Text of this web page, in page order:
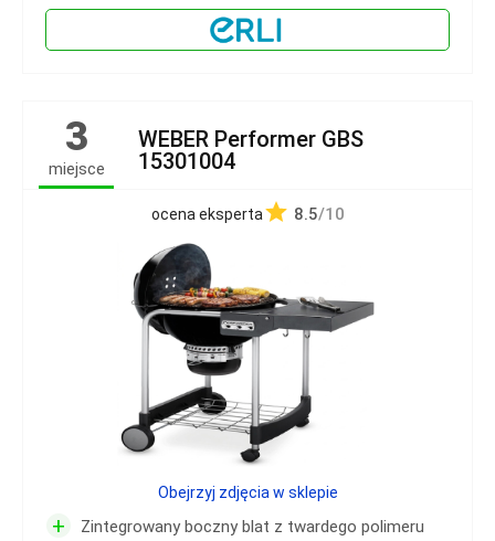
3
miejsce
WEBER Performer GBS
15301004
ocena eksperta 8.5/10
+
Zintegrowany boczny blat z twardego polimeru
Obejrzyj zdjęcia w sklepie